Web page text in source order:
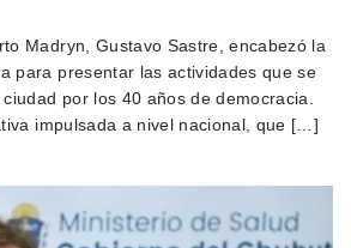
Madryn, Gustavo Sastre, encabezó la
para presentar las actividades que se
por los 40 años de democracia.
impulsada a nivel nacional, que […]